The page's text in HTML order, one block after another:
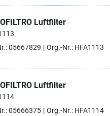
Luftfilter
05667829
Org.-Nr.: HFA1113
Luftfilter
05666375
Org.-Nr.: HFA1114